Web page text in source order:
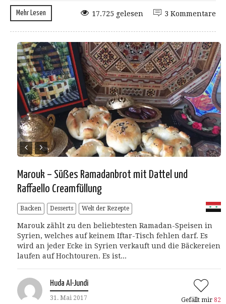
Mehr Lesen 3 Kommentare
17.725 gelesen
Marouk – Süßes Ramadanbrot mit Dattel und
Raffaello Creamfüllung
Backen Desserts Welt der Rezepte
Marouk zählt zu den beliebtesten Ramadan-Speisen in
Syrien, welches auf keinem Iftar-Tisch fehlen darf. Es
wird an jeder Ecke in Syrien verkauft und die Bäckereien
laufen auf Hochtouren. Es ist...
Huda Al-Jundi
31. Mai 2017 Gefällt mir 82